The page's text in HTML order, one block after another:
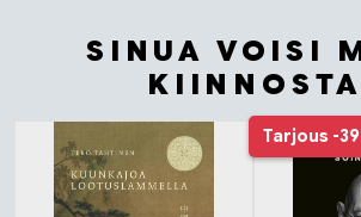
SINUA VOISI
Tuoteluettelon alku Tarjous -